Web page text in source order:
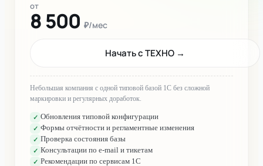
от
8 500 ₽/мес
Начать с ТЕХНО →
Небольшая компания с одной типовой базой 1С без сложной
маркировки и регулярных доработок.
✓ Обновления типовой конфигурации
✓ Формы отчётности и регламентные изменения
✓ Проверка состояния базы
✓ Консультации по e-mail и тикетам
✓ Рекомендации по сервисам 1С